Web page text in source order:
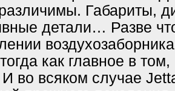
Габариты,
детали… Разве
как главное в
И во всяком случае